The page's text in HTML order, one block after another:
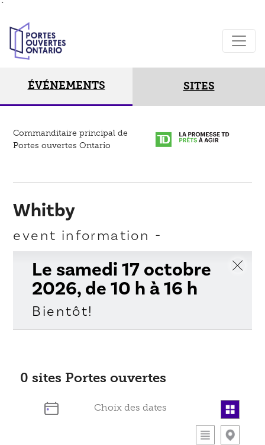
`
ÉVÉNEMENTS SITES
Commanditaire principal de
Portes ouvertes Ontario
Whitby
event information
Le samedi 17 octobre
2026, de 10 h à 16 h
Bientôt!
0 sites Portes ouvertes